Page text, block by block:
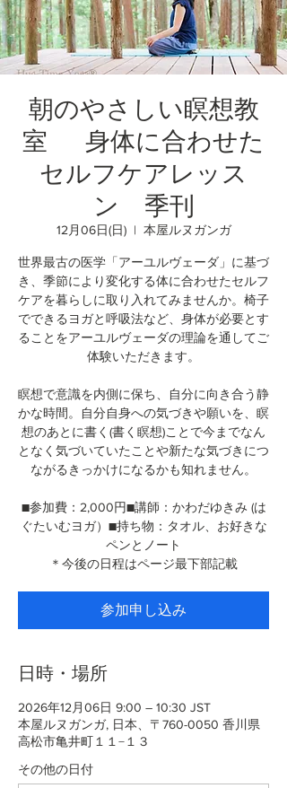
朝のやさしい瞑想教
室 身体に合わせた
セルフケアレッス
ン 季刊
12月06日(日)
  |
本屋ルヌガンガ
世界最古の医学「アーユルヴェーダ」に基づ
き、季節により変化する体に合わせたセルフ
ケアを暮らしに取り入れてみませんか。椅子
でできるヨガと呼吸法など、身体が必要とす
ることをアーユルヴェーダの理論を通してご
体験いただきます。
瞑想で意識を内側に保ち、自分に向き合う静
かな時間。自分自身への気づきや願いを、瞑
想のあとに書く(書く瞑想)ことで今までなん
となく気づいていたことや新たな気づきにつ
ながるきっかけになるかも知れません。
■参加費：2,000円■講師：かわだゆきみ (は
ぐたいむヨガ）■持ち物：タオル、お好きな
ペンとノート
＊今後の日程はページ最下部記載
参加申し込み
日時・場所
2026年12月06日 9:00 – 10:30 JST
本屋ルヌガンガ, 日本、〒760-0050 香川県
高松市亀井町１１−１３
その他の日付